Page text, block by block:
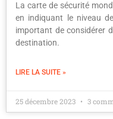
La carte de sécurité
en indiquant le niveau
important de considérer
destination.
LIRE LA SUITE »
25 décembre 2023 3